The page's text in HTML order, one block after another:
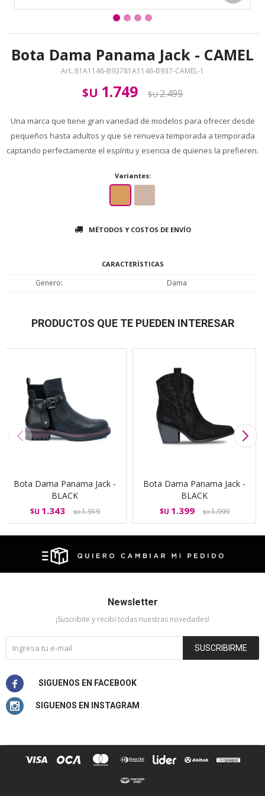
Bota Dama Panama Jack - CAMEL
81A1146-B93781A1146-B937-CAMEL-1
$U 1.749 $U2.499
Una marca que tiene gran variedad de modelos para ofrecer desde
pequeños hasta adultos y que se renueva temporada a temporada
captando perfectamente el espíritu y esencia de quienes la prefieren.
Variantes:
MÉTODOS Y COSTOS DE ENVÍO
CARACTERÍSTICAS
Genero Dama
PRODUCTOS QUE TE PUEDEN INTERESAR
Bota Dama Panama Jack -
BLACK
$U 1.343 $U1.919
Bota Dama Panama Jack -
BLACK
$U 1.399 $U1.999
Newsletter
¡Suscribite y recibí todas nuestras novedades!
SUSCRIBIRME

